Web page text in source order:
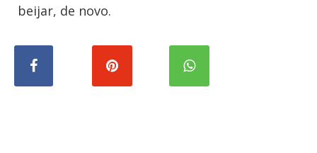
beijar, de novo.